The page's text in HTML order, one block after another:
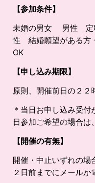
【参加条件】
未婚の男女 男性 定
性 結婚願望がある方
OK
【申し込み期限】
原則、開催前日の２２
＊当日お申し込み受
日参加ご希望の場合は
【開催の有無】
開催・中止いずれの場
２日前までにメールか